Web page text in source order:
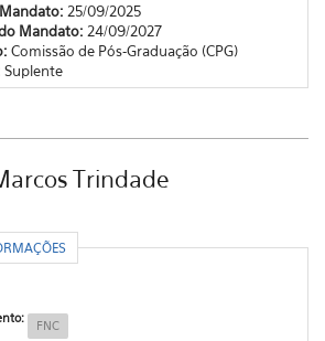
25/09/2025
Mandato: 24/09/2027
Comissão de Pós-Graduação (CPG)
Suplente
Trindade
FNC